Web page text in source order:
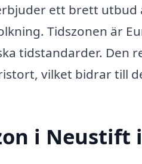
ett brett
Tidszonen är
tidstandarder. Den
vilket bidrar till
i Neustift